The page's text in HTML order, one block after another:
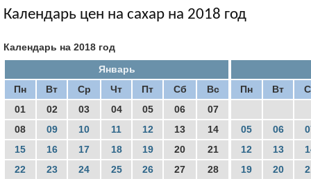
Календарь цен на сахар на 2018 год
Календарь на 2018 год
Январь
Пн
Вт Ср Чт Пт Сб
Вс
01
02 03 04 05 06
07
08
09 10 11 12 13
14
15
16 17 18 19 20
21
22
23 24 25 26 27
28
Пн Вт
05 06
12
13
19
20